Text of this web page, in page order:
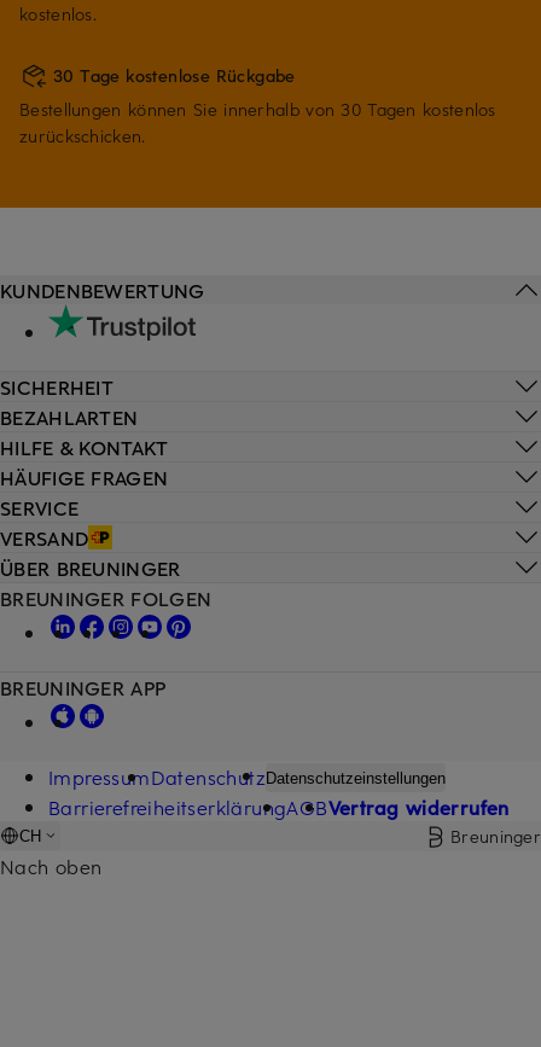
kostenlos.
30 Tage kostenlose Rückgabe
Bestellungen können Sie innerhalb von 30 Tagen kostenlos
zurückschicken.
HILFE & KONTAKT
HÄUFIGE FRAGEN
SERVICE
VERSAND
KUNDENBEWERTUNG
SICHERHEIT
BEZAHLARTEN
ÜBER BREUNINGER
BREUNINGER FOLGEN
BREUNINGER APP
ImpressumDatenschutzDatenschutzeinstellungen
BarrierefreiheitserklärungAGBVertrag widerrufen
CH Breuninger
Nach oben